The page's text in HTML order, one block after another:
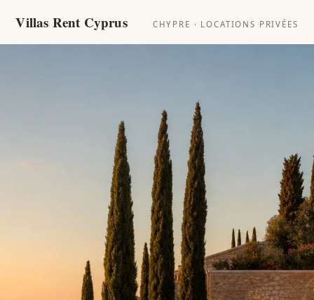
Villas Rent Cyprus CHYPRE · LOCATIONS PRIVÉES